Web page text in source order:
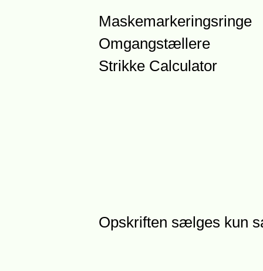
Maskemarkeringsringe
Omgangstællere
Strikke Calculator
Opskriften sælges kun